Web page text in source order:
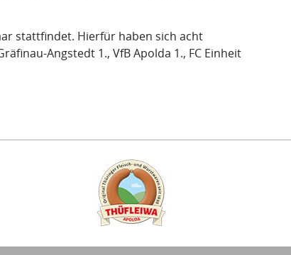
stattfindet. Hierfür haben sich acht
Angstedt 1., VfB Apolda 1., FC Einheit